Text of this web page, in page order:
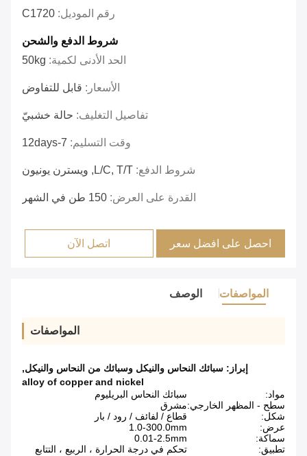
رقم الموديل: C1720
شروط الدفع والشحن
الحد الأدنى لكمية: 50kg
الأسعار: قابل للتفاوض
تفاصيل التغليف: حالة خشبيّ
وقت التسليم: 7-12days
شروط الدفع: L/C, T/T, ويسترن يونيون
القدرة على العرض: 150 طن في الشهر
احصل على افضل سعر اتصل الآن
المواصفات الوصف
المواصفات
إبراز: سبائك النحاس والنيكل وسبائك من النحاس والنيكل,
alloy of copper and nickel
مواد:
سبائك النحاس البريليوم
سطح - المظهر الخارجي:مشرق
شكل:
قطاع / لفائف / رود / بار
عرض:
1.0-300.0mm
سماكة:
0.01-2.5mm
تطبيق:
تحكم في درجة الحرارة ، الربيع ، التتابع